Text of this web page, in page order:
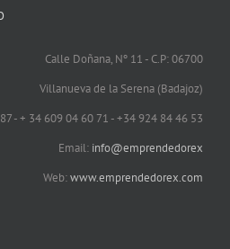
Calle Doñana, Nº 11 - C.P: 06700
Villanueva de la Serena (Badajoz)
- + 34 609 04 60 71 - +34 924 84 46 53
Email: info@emprendedorex
Web:www.emprendedorex.com